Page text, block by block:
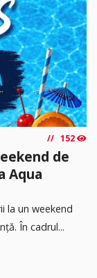
152
de
Aqua
la un weekend
În cadrul...